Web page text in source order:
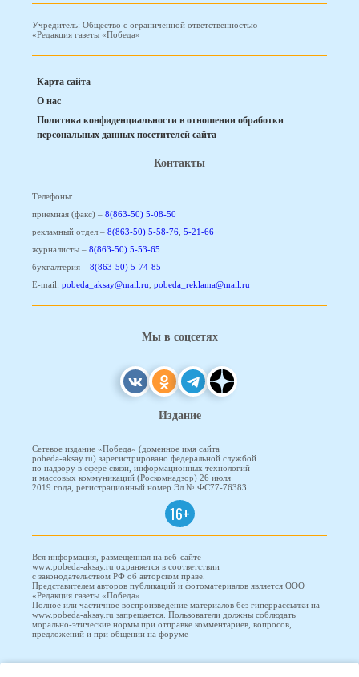
Учредитель: Общество с ограниченной ответственностью
«Редакция газеты «Победа»
Карта сайта
О нас
Политика конфиденциальности в отношении обработки
персональных данных посетителей сайта
Контакты
Телефоны:
приемная (факс) – 8(863-50) 5-08-50
рекламный отдел – 8(863-50) 5-58-76, 5-21-66
журналисты – 8(863-50) 5-53-65
бухгалтерия – 8(863-50) 5-74-85
E-mail: pobeda_aksay@mail.ru, pobeda_reklama@mail.ru
Мы в соцсетях
Издание
Сетевое издание «Победа» (доменное имя сайта
pobeda-aksay.ru) зарегистрировано федеральной службой
по надзору в сфере связи, информационных технологий
и массовых коммуникаций (Роскомнадзор) 26 июля
2019 года, регистрационный номер Эл № ФС77-76383
16+
Вся информация, размещенная на веб-сайте
www.pobeda-aksay.ru охраняется в соответствии
с законодательством РФ об авторском праве.
Представителем авторов публикаций и фотоматериалов является ООО
«Редакция газеты «Победа».
Полное или частичное воспроизведение материалов без гиперрассылки на
www.pobeda-aksay.ru запрещается. Пользователи должны соблюдать
морально-этические нормы при отправке комментариев, вопросов,
предложений и при общении на форуме